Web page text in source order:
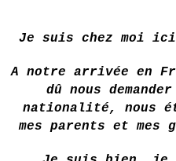
Je suis chez moi
A notre arrivée en
dû nous
nationalité, nous
mes parents et